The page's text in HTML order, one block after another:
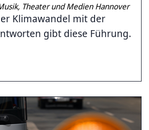
Theater und Medien Hannover
Klimawandel mit der
gibt diese Führung.